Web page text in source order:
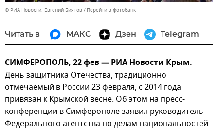
© РИА Новости. Евгений Биятов Перейти в фотобанк
Читать в МАКС Дзен Telegram
СИМФЕРОПОЛЬ, 22 фев — РИА Новости Крым.
День защитника Отечества, традиционно
отмечаемый в России 23 февраля, с 2014 года
привязан к Крымской весне. Об этом на пресс-
конференции в Симферополе заявил руководитель
Федерального агентства по делам национальностей